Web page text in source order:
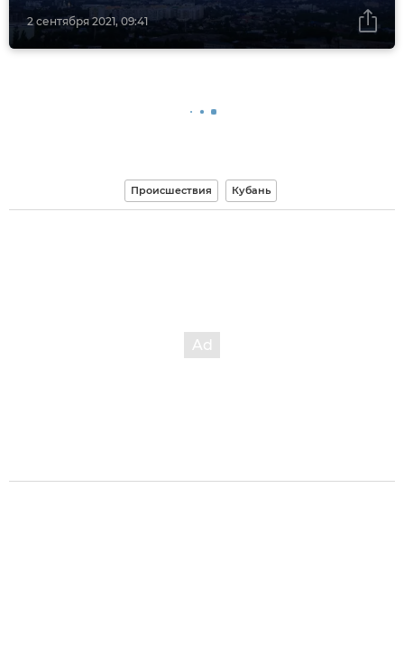
2 сентября 2021, 09:41
Происшествия Кубань